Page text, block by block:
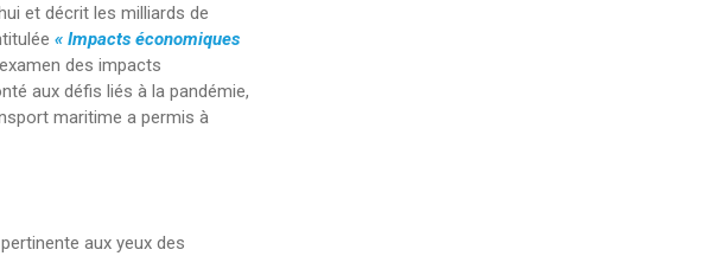
et décrit les milliards de
« Impacts économiques
des impacts
aux défis liés à la pandémie,
maritime a permis à
aux yeux des